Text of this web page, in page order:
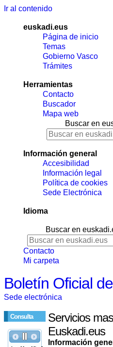
Ir al contenido
euskadi.eus
Página de inicio
Temas
Gobierno Vasco
Trámites
Herramientas
Contacto
Buscador
Mapa web
Buscar en
Información general
Accesibilidad
Información legal
Política de cookies
Sede Electrónica
Idioma
Buscar en
Contacto
Mi carpeta
Boletín Oficial
Sede electrónica
Consulta
Servicios
Euskadi.eus
Información